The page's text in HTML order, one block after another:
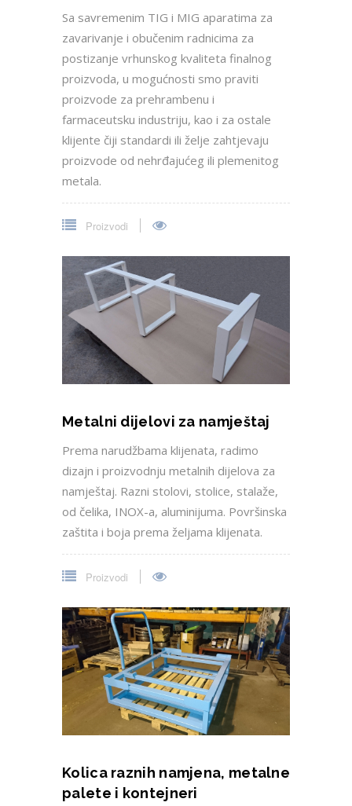
Sa savremenim TIG i MIG aparatima za
zavarivanje i obučenim radnicima za
postizanje vrhunskog kvaliteta finalnog
proizvoda, u mogućnosti smo praviti
proizvode za prehrambenu i
farmaceutsku industriju, kao i za ostale
klijente čiji standardi ili želje zahtjevaju
proizvode od nehrđajućeg ili plemenitog
metala.
Proizvodi
Metalni dijelovi za namještaj
Prema narudžbama klijenata, radimo
dizajn i proizvodnju metalnih dijelova za
namještaj. Razni stolovi, stolice, stalaže,
od čelika, INOX-a, aluminijuma. Površinska
zaštita i boja prema željama klijenata.
Proizvodi
Kolica raznih namjena, metalne
palete i kontejneri